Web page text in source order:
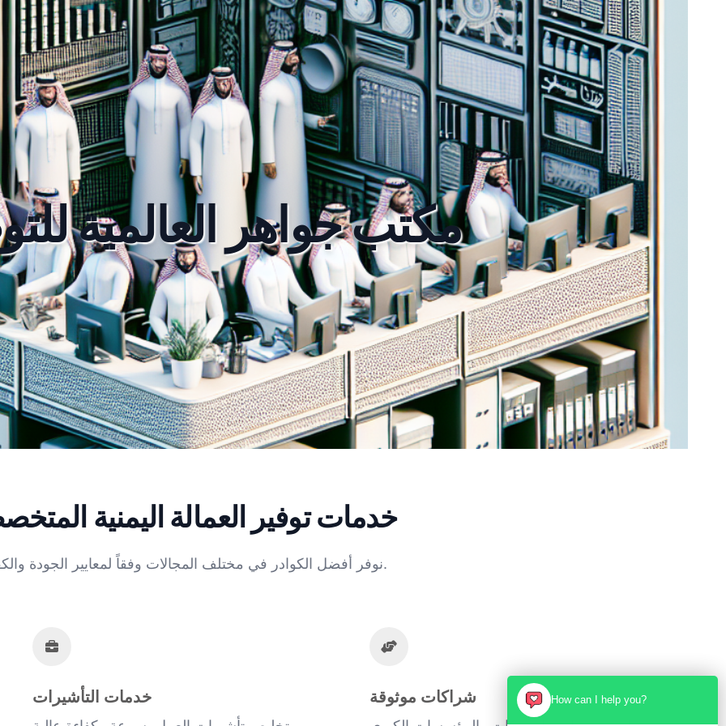
مكتب جواهر العالمية
خدمات توفير العمالة اليمنية
نوفر أفضل الكوادر في مختلف المجالات وفقاً لمعايير الجودة والكفاءة.
خدمات التأشيرات شراكات موثوقة How can I help you?